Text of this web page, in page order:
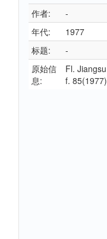
作者:
-
年代:
1977
标题:
-
原始信
息:
Fl.
f. 85(1977)